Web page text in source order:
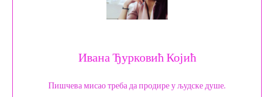
Ивана Ђурковић Којић
Пишчева мисао треба да продире у људске душе.